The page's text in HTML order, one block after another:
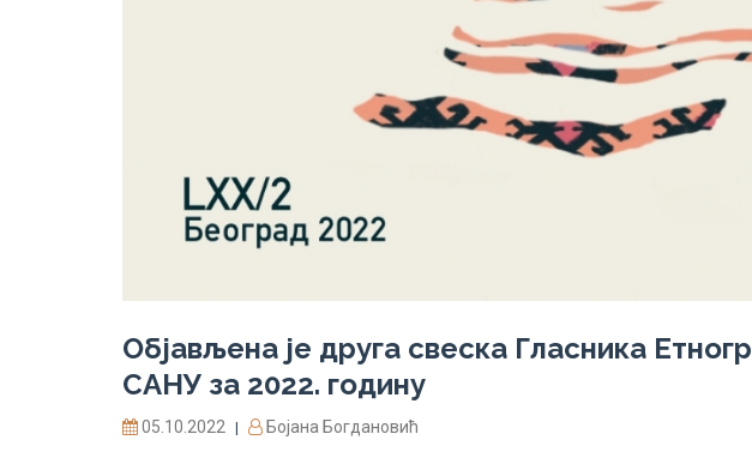
Објављена је друга свеска Гласника
САНУ за 2022. годину
05.10.2022 | Бојана Богдановић